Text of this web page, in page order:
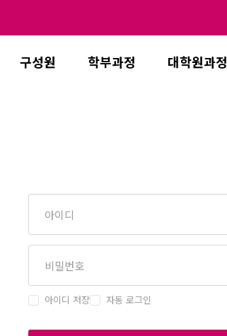
구성원 학부과정 대학원과정
아이디 저장 자동 로그인